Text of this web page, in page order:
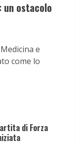
ostacolo
e
come lo
di Forza